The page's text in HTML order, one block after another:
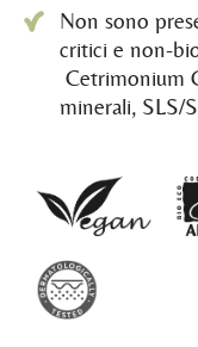
Non sono
critici e non-
Cetrimonium
minerali, SLS/